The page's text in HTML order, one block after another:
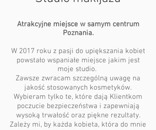
Atrakcyjne miejsce w samym centrum
Poznania.
W 2017 roku z pasji do upiększania kobiet
powstało wspaniałe miejsce jakim jest
moje studio.
Zawsze zwracam szczególną uwagę na
jakość stosowanych kosmetyków.
Wybieram tylko te, które dają Klientkom
poczucie bezpieczeństwa i zapewniają
wysoką trwałość oraz piękne rezultaty.
Zależy mi, by każda kobieta, która do mnie